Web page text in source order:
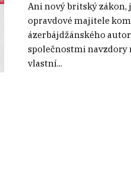
Ani nový britský
opravdové majitele
ázerbájdžánského
společnostmi navzdory
vlastní...